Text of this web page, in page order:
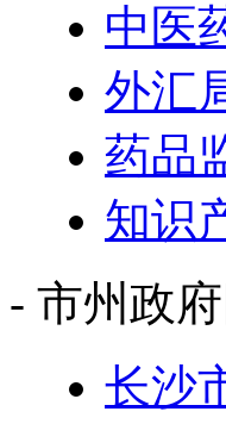
中医
外汇
药品
知识
- 市州政
长沙